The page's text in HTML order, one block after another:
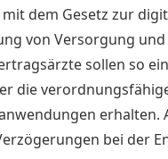
dem Gesetz zur
von Versorgung und
sollen so
die
erhalten.
bei der